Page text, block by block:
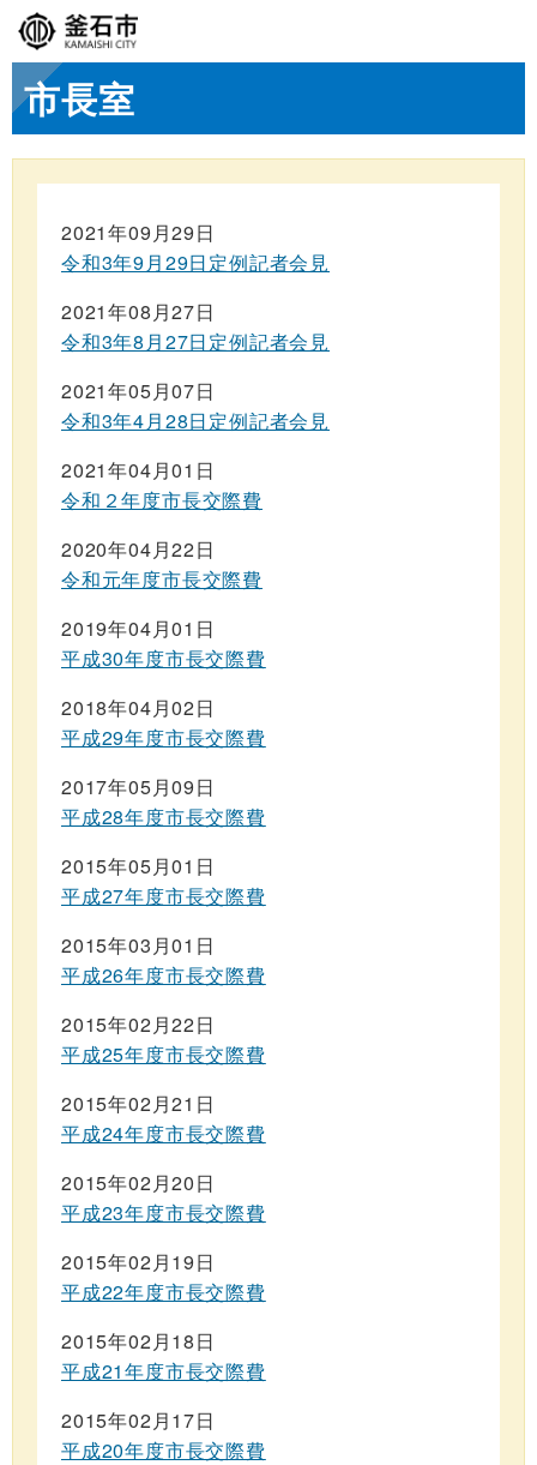
市長室
2021年09月29日
令和3年9月29日定例記者会見
2021年08月27日
令和3年8月27日定例記者会見
2021年05月07日
令和3年4月28日定例記者会見
2021年04月01日
令和２年度市長交際費
2020年04月22日
令和元年度市長交際費
2019年04月01日
平成30年度市長交際費
2018年04月02日
平成29年度市長交際費
2017年05月09日
平成28年度市長交際費
2015年05月01日
平成27年度市長交際費
2015年03月01日
平成26年度市長交際費
2015年02月22日
平成25年度市長交際費
2015年02月21日
平成24年度市長交際費
2015年02月20日
平成23年度市長交際費
2015年02月19日
平成22年度市長交際費
2015年02月18日
平成21年度市長交際費
2015年02月17日
平成20年度市長交際費